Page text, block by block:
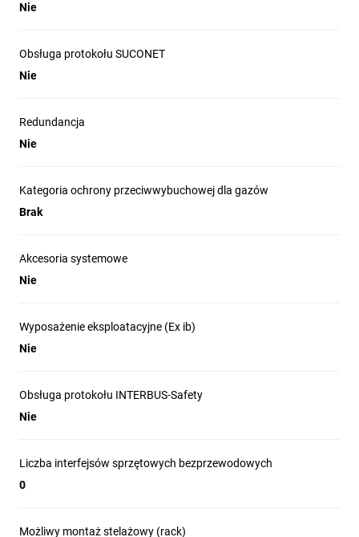
Nie
Obsługa protokołu SUCONET
Nie
Redundancja
Nie
Kategoria ochrony przeciwwybuchowej dla gazów
Brak
Akcesoria systemowe
Nie
Wyposażenie eksploatacyjne (Ex ib)
Nie
Obsługa protokołu INTERBUS-Safety
Nie
Liczba interfejsów sprzętowych bezprzewodowych
0
Możliwy montaż stelażowy (rack)